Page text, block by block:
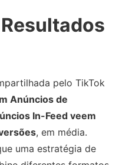
pelo TikTok
Anúncios de
In-Feed veem
, em média.
uma estratégia de